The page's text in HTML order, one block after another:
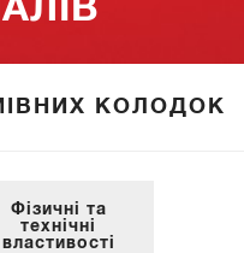
КОЛОДОК
Фізичні та
технічні
властивості